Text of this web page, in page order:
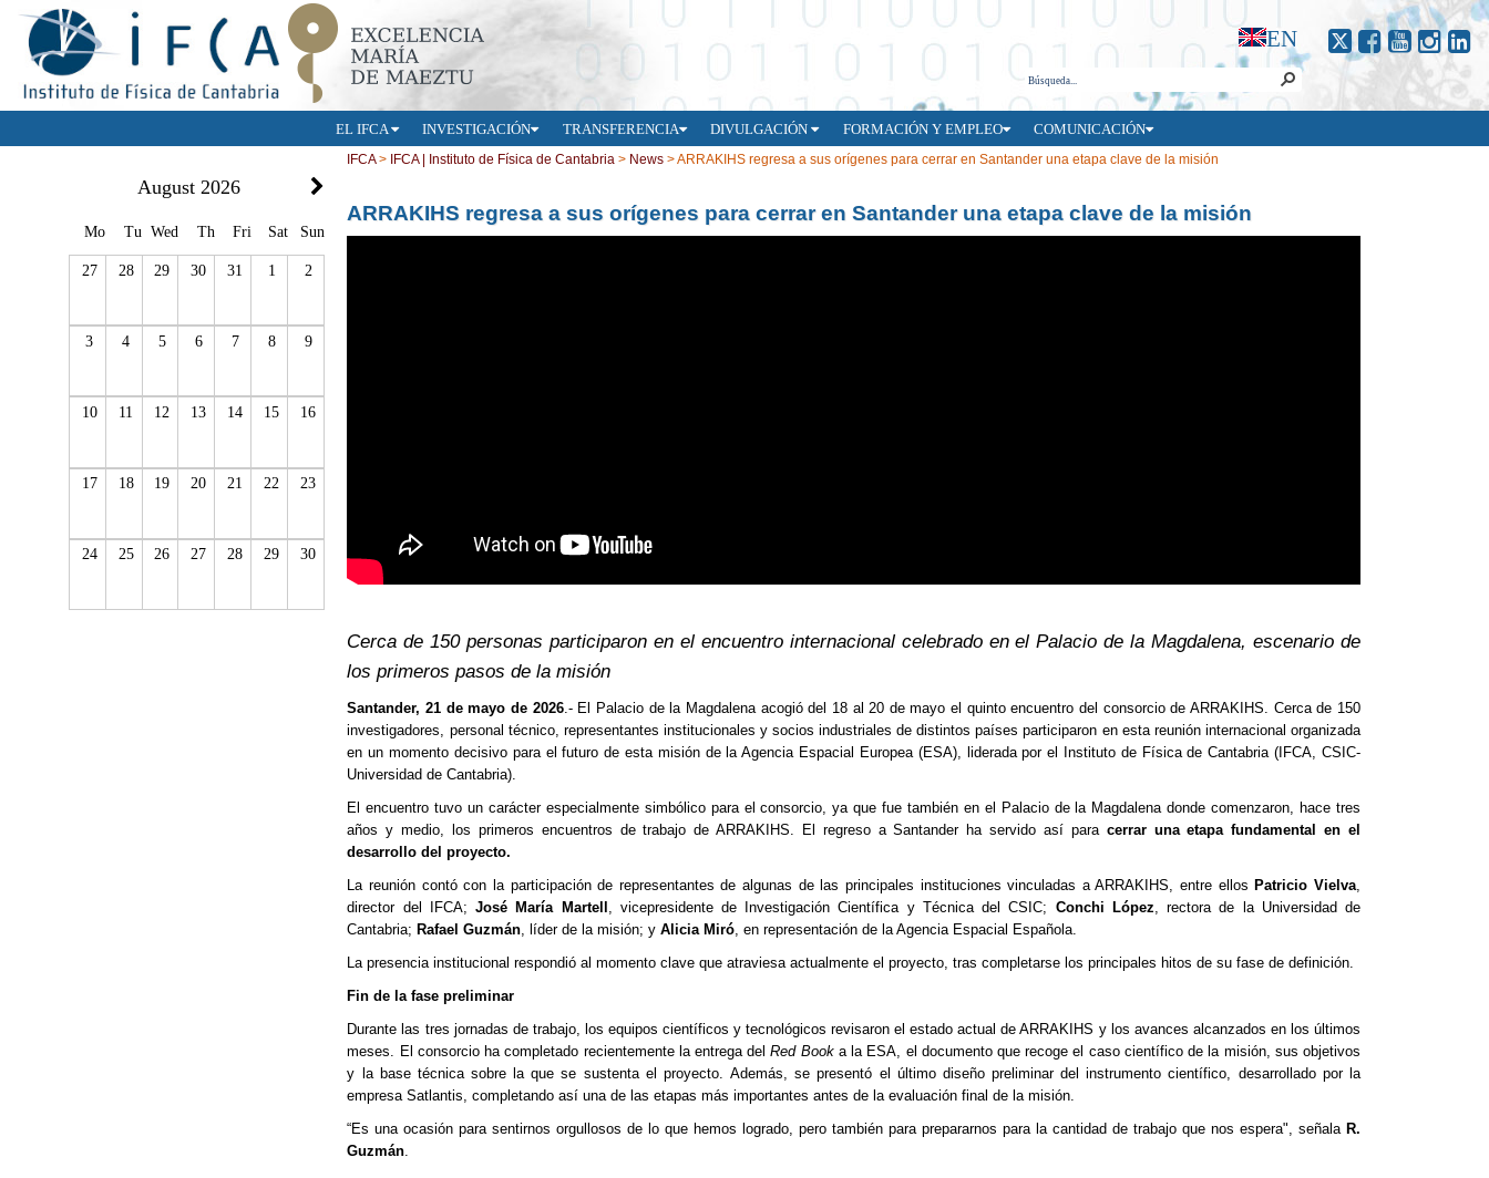
EN
EL IFCA INVESTIGACIÓN TRANSFERENCIA DIVULGACIÓN FORMACIÓN Y EMPLEO COMUNICACIÓN
August 2026
Mo Tu Wed Th Fri Sat Sun
27 28 29 30 31 1 2
3 4 5 6 7 8 9
10 11 12 13 14 15 16
17 18 19 20 21 22 23
24 25 26 27 28 29 30
IFCA> IFCA | Instituto de Física de Cantabria > News >ARRAKIHS regresa a sus orígenes para cerrar en Santander una etapa clave de la misión
ARRAKIHS regresa a sus orígenes para cerrar en Santander una etapa clave de la misión
Cerca de 150 personas participaron en el encuentro internacional celebrado en el Palacio de la Magdalena, escenario de
los primeros pasos de la misión
Santander, 21 de mayo de 2026.- El Palacio de la Magdalena acogió del 18 al 20 de mayo el quinto encuentro del consorcio de ARRAKIHS. Cerca de 150
investigadores, personal técnico, representantes institucionales y socios industriales de distintos países participaron en esta reunión internacional organizada
en un momento decisivo para el futuro de esta misión de la Agencia Espacial Europea (ESA), liderada por el Instituto de Física de Cantabria (IFCA, CSIC-
Universidad de Cantabria).
El encuentro tuvo un carácter especialmente simbólico para el consorcio, ya que fue también en el Palacio de la Magdalena donde comenzaron, hace tres
años y medio, los primeros encuentros de trabajo de ARRAKIHS. El regreso a Santander ha servido así para cerrar una etapa fundamental en el
desarrollo del proyecto.
La reunión contó con la participación de representantes de algunas de las principales instituciones vinculadas a ARRAKIHS, entre ellos Patricio Vielva,
director del IFCA;José María Martell , vicepresidente de Investigación Científica y Técnica del CSIC; Conchi López, rectora de la Universidad de
Cantabria; Rafael Guzmán, líder de la misión; yAlicia Miró, en representación de la Agencia Espacial Española.
La presencia institucional respondió al momento clave que atraviesa actualmente el proyecto, tras completarse los principales hitos de su fase de definición.
Fin de la fase preliminar
Durante las tres jornadas de trabajo, los equipos científicos y tecnológicos revisaron el estado actual de ARRAKIHS y los avances alcanzados en los últimos
meses. El consorcio ha completado recientemente la entrega delRed Booka la ESA, el documento que recoge el caso científico de la misión, sus objetivos
y la base técnica sobre la que se sustenta el proyecto.Además, se presentó el último diseño preliminar del instrumento científico, desarrollado por la
empresa Satlantis, completando así una de las etapas más importantes antes de la evaluación final de la misión.
“Es una ocasión para sentirnos orgullosos de lo que hemos logrado, pero también para prepararnos para la cantidad de trabajo que nos espera", señala R.
Guzmán.